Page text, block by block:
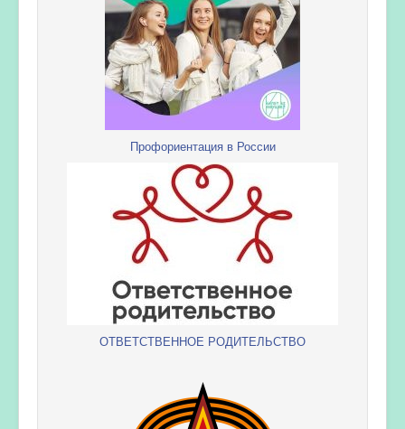
Профориентация в России
ОТВЕТСТВЕННОЕ РОДИТЕЛЬСТВО